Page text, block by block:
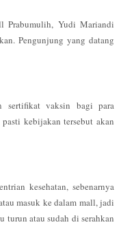
Prabumulih, Yudi Mariandi
Pengunjung yang datang
sertifikat vaksin bagi para
kebijakan tersebut akan
kesehatan, sebenarnya
masuk ke dalam mall, jadi
turun atau sudah di serahkan